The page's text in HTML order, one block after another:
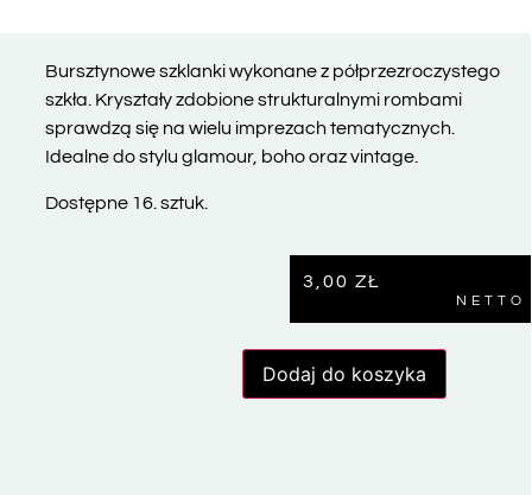
Bursztynowe szklanki wykonane z półprzezroczystego
szkła. Kryształy zdobione strukturalnymi rombami
sprawdzą się na wielu imprezach tematycznych.
Idealne do stylu glamour, boho oraz vintage.
Dostępne 16. sztuk.
3,00 ZŁ
NETTO
Dodaj do koszyka